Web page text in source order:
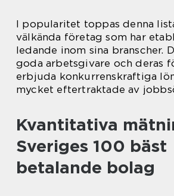
I popularitet toppas denna
välkända företag som har
ledande inom sina branscher.
goda arbetsgivare och deras
erbjuda konkurrenskraftiga
mycket eftertraktade av
Kvantitativa
Sveriges 100 bäst
betalande bolag